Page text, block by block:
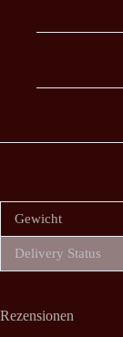
Gewicht
Delivery Status
Rezensionen